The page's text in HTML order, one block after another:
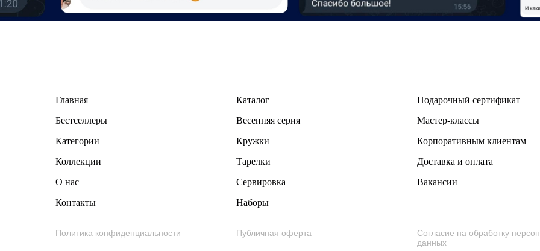
Главная
Бестселлеры
Категории
Коллекции
О нас
Контакты
Каталог
Весенняя серия
Кружки
Тарелки
Сервировка
Наборы
Подарочный сертификат
Мастер-классы
Корпоративным клиентам
Доставка и оплата
Вакансии
Политика конфиденциальности Публичная оферта
Согласие на обработку
данных